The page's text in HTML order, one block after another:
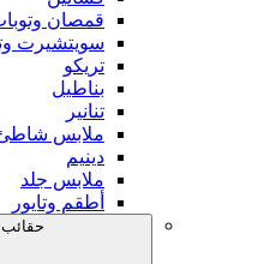
قمصان
سويتشيرت
تريكو
بناطيل
تنانير
ملابس
دينيم
ملابس جلد
أطقم وتايور